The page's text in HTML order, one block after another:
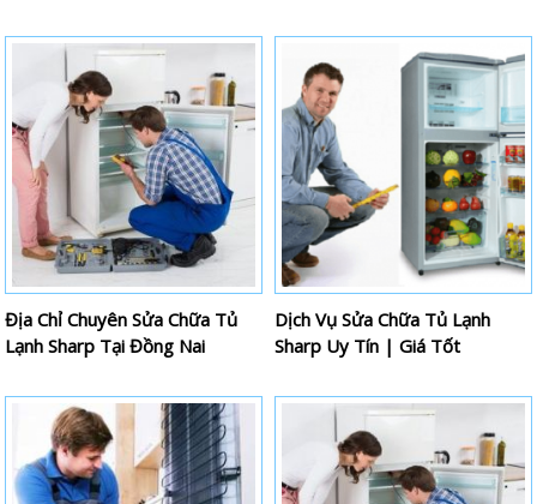
Địa Chỉ Chuyên Sửa Chữa Tủ
Lạnh Sharp Tại Đồng Nai
Dịch Vụ Sửa Chữa Tủ Lạnh
Sharp Uy Tín | Giá Tốt